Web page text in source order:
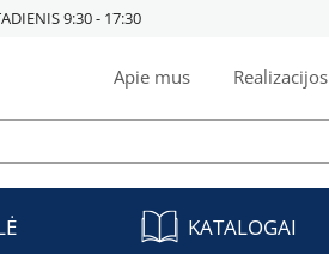
9:30 - 17:30
Apie mus Realizacijos
KATALOGAI